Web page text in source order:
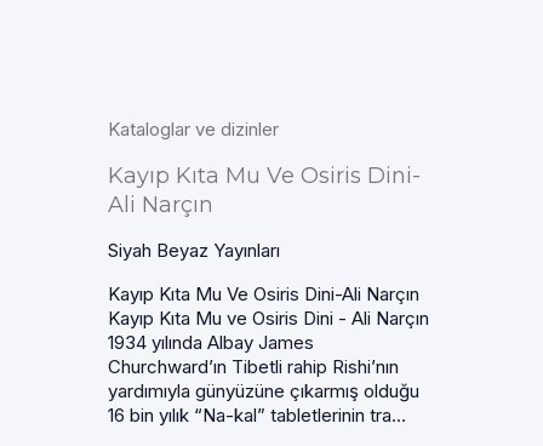
Kataloglar ve dizinler
Kayıp Kıta Mu Ve Osiris Dini-
Ali Narçın
Siyah Beyaz Yayınları
Kayıp Kıta Mu Ve Osiris Dini-Ali Narçın
Kayıp Kıta Mu ve Osiris Dini - Ali Narçın
1934 yılında Albay James
Churchward’ın Tibetli rahip Rishi’nın
yardımıyla günyüzüne çıkarmış olduğu
16 bin yılık “Na-kal” tabletlerinin tra...